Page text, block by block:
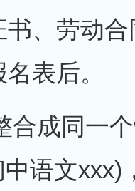
、劳动
表后。
合成同一
语文xxx)